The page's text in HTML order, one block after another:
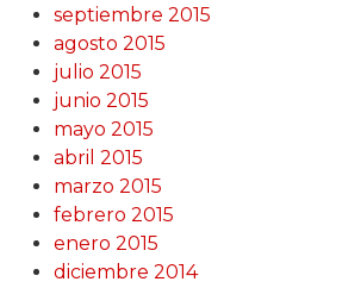
septiembre 2015
agosto 2015
julio 2015
junio 2015
mayo 2015
abril 2015
marzo 2015
febrero 2015
enero 2015
diciembre 2014